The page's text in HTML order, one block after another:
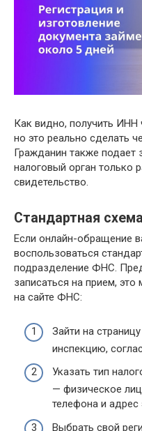
Как видно, получить ИНН
но это реально сделать
Гражданин также подает
налоговый орган только
свидетельство.
Стандартная
Если онлайн-обращение
воспользоваться
подразделение ФНС.
записаться на прием,
на сайте ФНС:
Зайти на
инспекцию,
Указать тип
— физическое
телефона и адрес
Выбрать свой